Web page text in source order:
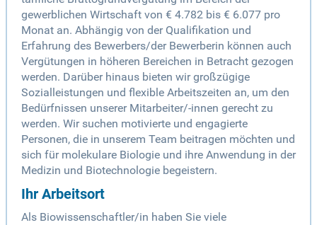
gewerblichen Wirtschaft von € 4.782 bis € 6.077 pro
Monat an. Abhängig von der Qualifikation und
Erfahrung des Bewerbers/der Bewerberin können auch
Vergütungen in höheren Bereichen in Betracht gezogen
werden. Darüber hinaus bieten wir großzügige
Sozialleistungen und flexible Arbeitszeiten an, um den
Bedürfnissen unserer Mitarbeiter/-innen gerecht zu
werden. Wir suchen motivierte und engagierte
Personen, die in unserem Team beitragen möchten und
sich für molekulare Biologie und ihre Anwendung in der
Medizin und Biotechnologie begeistern.
Ihr Arbeitsort
Als Biowissenschaftler/in haben Sie viele